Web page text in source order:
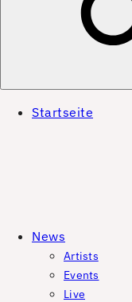
Startseite
News
Artists
Events
Live